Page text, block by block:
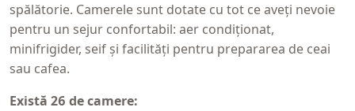
spălătorie. Camerele sunt dotate cu tot ce aveți nevoie
pentru un sejur confortabil: aer condiționat,
minifrigider, seif și facilități pentru prepararea de ceai
sau cafea.
Există 26 de camere: